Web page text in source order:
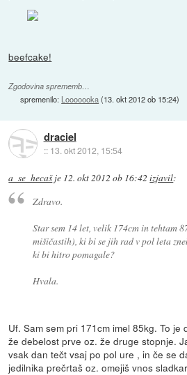
beefcake!
Zgodovina sprememb…
spremenilo: Looooooka(13. okt 2012 ob 15:24)
draciel
:: 13. okt 2012, 15:54
a_se_hecašje 12. okt 2012 ob 16:42 izjavil:
Zdravo.
Star sem 14 let, velik 174cm in tehtam
mišičastih), ki bi se jih rad v pol leta
ki bi hitro pomagale?
Hvala.
Uf. Sam sem pri 171cm imel 85kg. To je
že debelost prve oz. že druge stopnje.
vsak dan tečt vsaj po pol ure , in če se
jedilnika prečrtaš oz. omejiš vnos